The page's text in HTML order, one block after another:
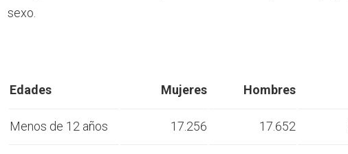
sexo.
Edades Mujeres Hombres
Menos de 12 años 17.256 17.652